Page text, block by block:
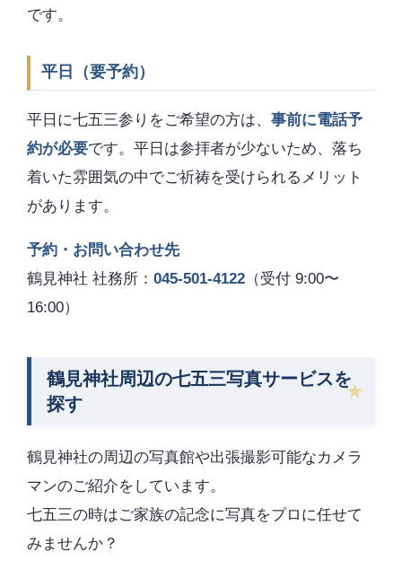
です。
平日（要予約）
平日に七五三参りをご希望の方は、 事前に電話予
約が必要です。平日は参拝者が少ないため、落ち
着いた雰囲気の中でご祈祷を受けられるメリット
があります。
予約・お問い合わせ先
鶴見神社 社務所： 045-501-4122 （受付 9:00〜
16:00）
鶴見神社周辺の七五三写真サービスを
探す
鶴見神社の周辺の写真館や出張撮影可能なカメラ
マンのご紹介をしています。
七五三の時はご家族の記念に写真をプロに任せて
みませんか？